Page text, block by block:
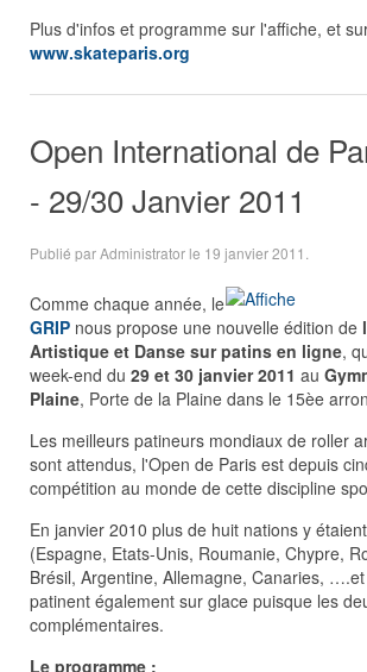
Plus d'infos et programme sur l'affiche, et
www.skateparis.org
Open International de
- 29/30 Janvier 2011
Publié par Administrator le 19 janvier 2011
Comme chaque année, le
GRIP nous propose une nouvelle édition de
Artistique et Danse sur patins en ligne,
week-end du 29 et 30 janvier 2011 au
Plaine, Porte de la Plaine dans le 15èe
Les meilleurs patineurs mondiaux de roller
sont attendus, l'Open de Paris est depuis
compétition au monde de cette discipline
En janvier 2010 plus de huit nations y
(Espagne, Etats-Unis, Roumanie, Chypre,
Brésil, Argentine, Allemagne, Canaries,
patinent également sur glace puisque les
complémentaires.
Le programme :